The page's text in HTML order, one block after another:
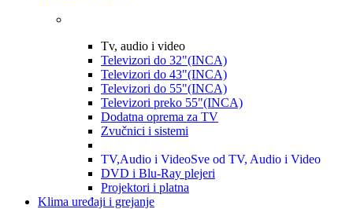
Tv, audio i video
Televizori do 32"(INCA)
Televizori do 43"(INCA)
Televizori do 55"(INCA)
Televizori preko 55"(INCA)
Dodatna oprema za TV
Zvučnici i sistemi
TV,Audio i VideoSve od TV, Audio i Video
DVD i Blu-Ray plejeri
Projektori i platna
Klima uređaji i grejanje